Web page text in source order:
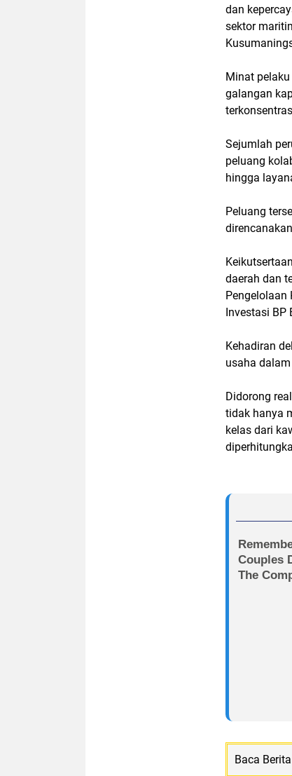
dan
sektor
Minat
galangan
Sejumlah
peluang
hingga
Peluang
daerah dan
Pengelolaan
Investasi BP
Kehadiran
usaha
Didorong
tidak hanya
kelas dari
Baca